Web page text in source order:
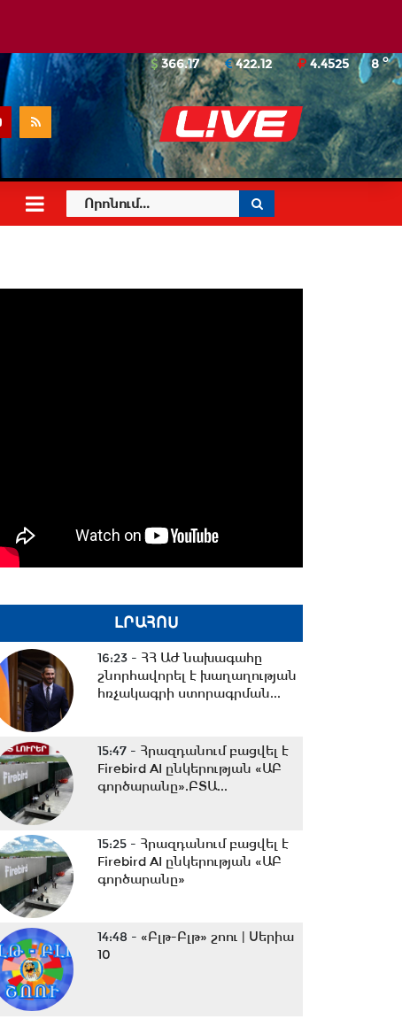
8o
366.17 422.12 4.4525
ԼՐԱՀՈՍ
16:23 - ՀՀ ԱԺ նախագահը
շնորհավորել է խաղաղության
հռչակագրի ստորագրման...
15:47 - Հրազդանում բացվել է
Firebird AI ընկերության «ԱԲ
գործարանը».ԲՏԱ...
15:25 - Հրազդանում բացվել է
Firebird AI ընկերության «ԱԲ
գործարանը»
14:48 - «Բլթ-Բլթ» շոու | Սերիա
10